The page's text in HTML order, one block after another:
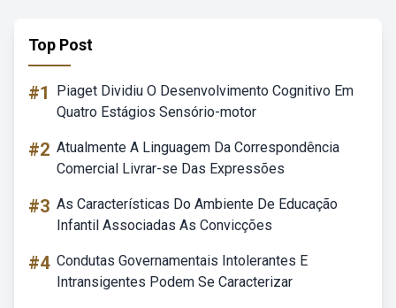
Top Post
#1
Piaget Dividiu O Desenvolvimento Cognitivo Em
Quatro Estágios Sensório-motor
#2 Atualmente A Linguagem Da Correspondência
Comercial Livrar-se Das Expressões
#3 As Características Do Ambiente De Educação
Infantil Associadas As Convicções
#4 Condutas Governamentais Intolerantes E
Intransigentes Podem Se Caracterizar